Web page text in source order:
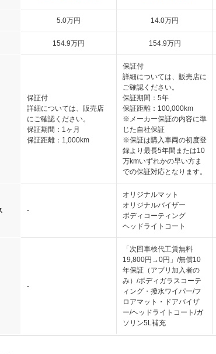
5.0万円 14.0万円
154.9万円 154.9万円
保証付
詳細については、販売店
にご確認ください。
保証期間：1ヶ月
保証距離：1,000km
保証付
詳細については、販売店に
ご確認ください。
保証期間：5年
保証距離：100,000km
※メーカー保証の内容に準
じた自社保証
※保証は購入車両の初度登
録より最長5年間または10
万kmいずれかの早い方ま
での保証対応となります。
-
オリジナルマット
オリジナルバイザー
ボディコーティング
ヘッドライトコート
-
「次回車検代工賃無料
19,800円→0円」/無償10
年保証（アプリ加入者の
み）/ボディガラスコーテ
ィング・撥水ワイパー/フ
ロアマット・ドアバイザ
ー/ヘッドライトコート/ガ
ソリン5L補充